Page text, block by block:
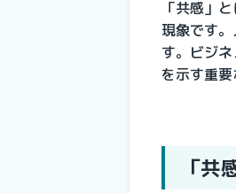
「共感」
現象です
す。ビジ
を示す重要
「共